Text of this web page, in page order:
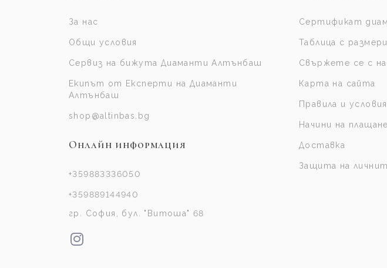
За нас
Общи условия
Сервиз на бижута Диаманти Алтънбаш
Екипът от Експерти на Диаманти
Алтънбаш
shop@altinbas.bg
Онлайн информация
+359883336050
+359889144940
гр. София, бул. "Витоша" 68
Сертификат
Таблица с размери
Свържете се с
Карта на сайта
Правила и условия
Начини на плащане
Доставка
Защита на